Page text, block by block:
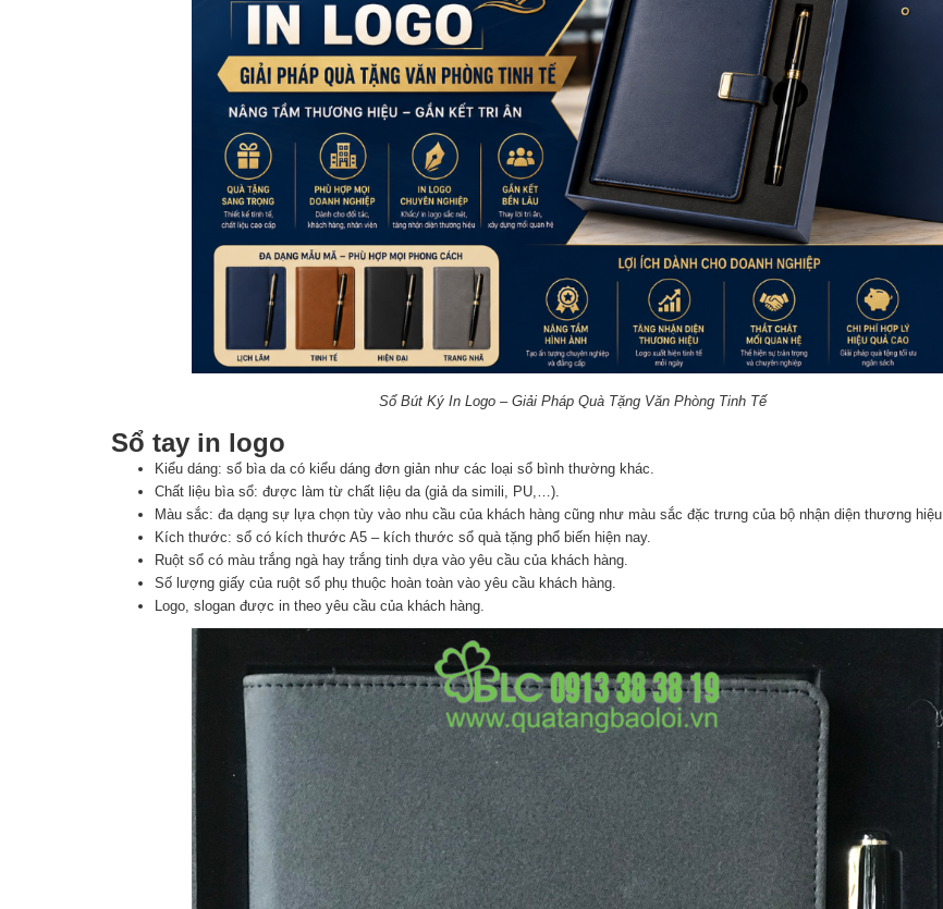
Sổ Bút Ký In Logo – Giải Pháp Quà Tặng Văn Phòng Tinh Tế
Sổ tay in logo
Kiểu dáng: sổ bìa da có kiểu dáng đơn giản như các loại sổ bình thường khác.
Chất liệu bìa sổ: được làm từ chất liệu da (giả da simili, PU,…).
Màu sắc: đa dạng sự lựa chọn tùy vào nhu cầu của khách hàng cũng như màu sắc đặc trưng của bộ nhận diện thương hiệu.
Kích thước: sổ có kích thước A5 – kích thước sổ quà tặng phổ biến hiện nay.
Ruột sổ có màu trắng ngà hay trắng tinh dựa vào yêu cầu của khách hàng.
Số lượng giấy của ruột sổ phụ thuộc hoàn toàn vào yêu cầu khách hàng.
Logo, slogan được in theo yêu cầu của khách hàng.